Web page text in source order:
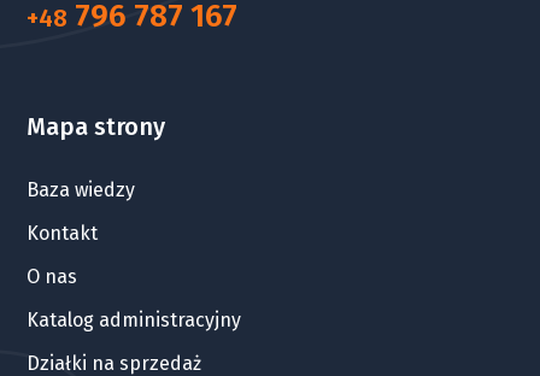
+48 796 787 167
Mapa strony
Baza wiedzy
Kontakt
O nas
Katalog administracyjny
Działki na sprzedaż